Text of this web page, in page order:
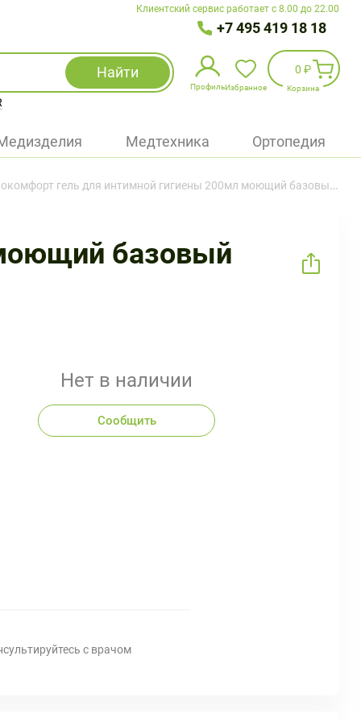
Клиентский сервис работает с 8.00 до 22.00
+7 495 419 18 18
Найти
Медицинская техника (приборы)
Наборы
Профиль
Избранное
Войти
Избранное
0 ₽
Корзина
Медтехника Ортопедия
гель для интимной гигиены 200мл моющий базовый уход
базовый
Нет в наличии
Сообщить
с врачом